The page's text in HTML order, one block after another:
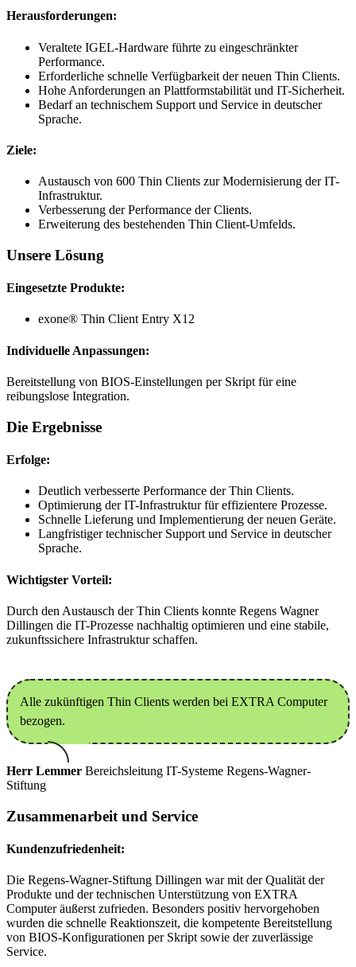
Herausforderungen:
Veraltete IGEL-Hardware führte zu eingeschränkter
Performance.
Erforderliche schnelle Verfügbarkeit der neuen Thin Clients.
Hohe Anforderungen an Plattformstabilität und IT-Sicherheit.
Bedarf an technischem Support und Service in deutscher
Sprache.
Ziele:
Austausch von 600 Thin Clients zur Modernisierung der IT-
Infrastruktur.
Verbesserung der Performance der Clients.
Erweiterung des bestehenden Thin Client-Umfelds.
Unsere Lösung
Eingesetzte Produkte:
exone® Thin Client Entry X12
Individuelle Anpassungen:
Bereitstellung von BIOS-Einstellungen per Skript für eine
reibungslose Integration.
Die Ergebnisse
Erfolge:
Deutlich verbesserte Performance der Thin Clients.
Optimierung der IT-Infrastruktur für effizientere Prozesse.
Schnelle Lieferung und Implementierung der neuen Geräte.
Langfristiger technischer Support und Service in deutscher
Sprache.
Wichtigster Vorteil:
Durch den Austausch der Thin Clients konnte Regens Wagner
Dillingen die IT-Prozesse nachhaltig optimieren und eine stabile,
zukunftssichere Infrastruktur schaffen.
Alle zukünftigen Thin Clients werden bei EXTRA Computer
bezogen.
Herr Lemmer Bereichsleitung IT-Systeme Regens-Wagner-
Stiftung
Zusammenarbeit und Service
Kundenzufriedenheit:
Die Regens-Wagner-Stiftung Dillingen war mit der Qualität der
Produkte und der technischen Unterstützung von EXTRA
Computer äußerst zufrieden. Besonders positiv hervorgehoben
wurden die schnelle Reaktionszeit, die kompetente Bereitstellung
von BIOS-Konfigurationen per Skript sowie der zuverlässige
Service.